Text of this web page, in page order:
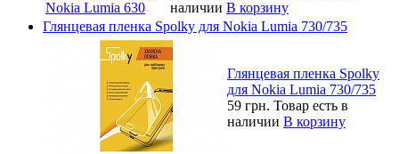
наличии В корзину
Глянцевая пленка Spolky для Nokia Lumia 730/735
Глянцевая пленка Spolky
для Nokia Lumia 730/735
59 грн. Товар есть в
наличии В корзину